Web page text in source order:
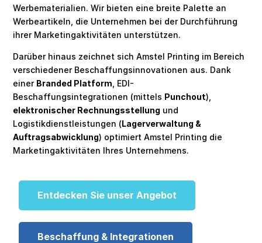
Werbematerialien. Wir bieten eine breite Palette an
Werbeartikeln, die Unternehmen bei der Durchführung
ihrer Marketingaktivitäten unterstützen.
Darüber hinaus zeichnet sich Amstel Printing im Bereich
verschiedener Beschaffungsinnovationen aus. Dank
einer Branded Platform , EDI-
Beschaffungsintegrationen (mittels Punchout),
elektronischer Rechnungsstellung und
Logistikdienstleistungen (Lagerverwaltung &
Auftragsabwicklung) optimiert Amstel Printing die
Marketingaktivitäten Ihres Unternehmens.
Entdecken Sie unser Angebot
Beschaffung & Integrationen